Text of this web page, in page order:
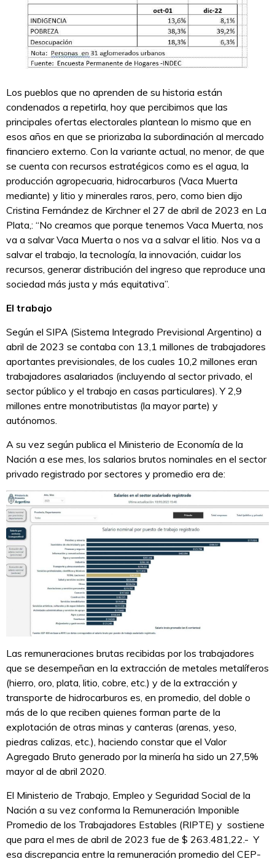
Los pueblos que no aprenden de su historia están
condenados a repetirla, hoy que percibimos que las
principales ofertas electorales plantean lo mismo que en
esos años en que se priorizaba la subordinación al mercado
financiero externo. Con la variante actual, no menor, de que
se cuenta con recursos estratégicos como es el agua, la
producción agropecuaria, hidrocarburos (Vaca Muerta
mediante) y litio y minerales raros, pero, como bien dijo
Cristina Fernández de Kirchner el 27 de abril de 2023 en La
Plata,: “No creamos que porque tenemos Vaca Muerta, nos
va a salvar Vaca Muerta o nos va a salvar el litio. Nos va a
salvar el trabajo, la tecnología, la innovación, cuidar los
recursos, generar distribución del ingreso que reproduce una
sociedad más justa y más equitativa”.
El trabajo
Según el SIPA (Sistema Integrado Previsional Argentino) a
abril de 2023 se contaba con 13,1 millones de trabajadores
aportantes previsionales, de los cuales 10,2 millones eran
trabajadores asalariados (incluyendo al sector privado, el
sector público y el trabajo en casas particulares). Y 2,9
millones entre monotributistas (la mayor parte) y
autónomos.
A su vez según publica el Ministerio de Economía de la
Nación a ese mes, los salarios brutos nominales en el sector
privado registrado por sectores y promedio era de:
Las remuneraciones brutas recibidas por los trabajadores
que se desempeñan en la extracción de metales metalíferos
(hierro, oro, plata, litio, cobre, etc.) y de la extracción y
transporte de hidrocarburos es, en promedio, del doble o
más de lo que reciben quienes forman parte de la
explotación de otras minas y canteras (arenas, yeso,
piedras calizas, etc.), haciendo constar que el Valor
Agregado Bruto generado por la minería ha sido un 27,5%
mayor al de abril 2020.
El Ministerio de Trabajo, Empleo y Seguridad Social de la
Nación a su vez conforma la Remuneración Imponible
Promedio de los Trabajadores Estables (RIPTE) y sostiene
que para el mes de abril de 2023 fue de $ 263.481,22.- Y
esa discrepancia entre la remuneración promedio del CEP-